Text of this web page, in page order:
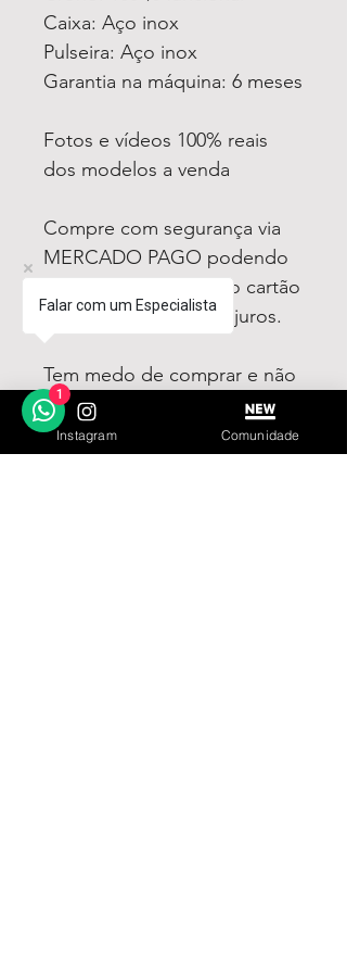
Caixa: Aço inox
Pulseira: Aço inox
Garantia na máquina: 6 meses
Fotos e vídeos 100% reais
dos modelos a venda
Compre com segurança via
MERCADO PAGO podendo
parcelar em até 12x no cartão
sendo em até 4x sem juros.
Tem medo de comprar e não
gostar? Fique tranquilo,
garantimos a sua satisfação
Instagram Comunidade
Falar com um Especialista
1